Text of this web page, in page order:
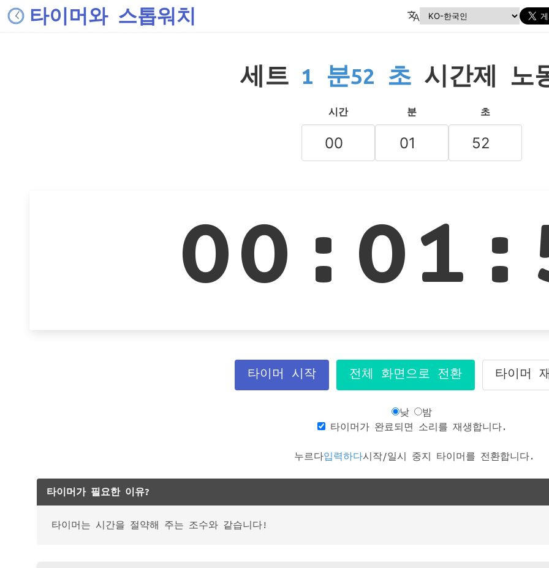
타이머와 스톱워치
세트 1 분52 초 시간제 노
시간 분 초
타이머 시작 전체 화면으로 전환 타이머
낮
밤
타이머가 완료되면 소리를 재생합니다.
누르다입력하다시작/일시 중지 타이머를 전환합니다.
타이머가 필요한 이유?
타이머는 시간을 절약해 주는 조수와 같습니다!